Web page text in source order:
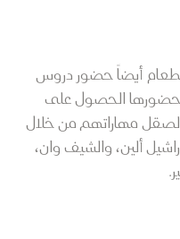
أيضاً حضور دروس
حضورها الحصول على
لصقل مهاراتهم من خلال
ألين، والشيف وان،